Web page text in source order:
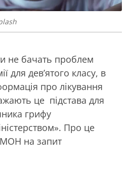
не бачать проблем
для дев’ятого класу, в
про лікування
це підстава для
грифу
Про це
МОН на запит